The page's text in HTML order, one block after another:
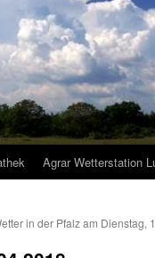
Agrar Wetterstation
in der Pfalz am Dienstag,